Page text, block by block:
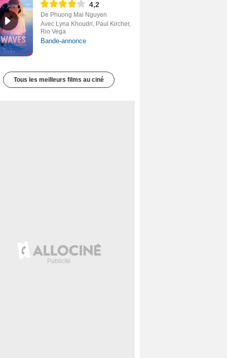
4,2
De Phuong Mai Nguyen
Avec Lyna Khoudri, Paul Kircher,
Rio Vega
Bande-annonce
Tous les meilleurs films au ciné